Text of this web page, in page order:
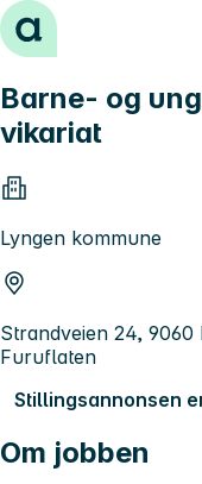
Hopp til innhold
Barne- og
vikariat
Lyngen kommune
Strandveien 24, 9060
Furuflaten
Stillingsannonsen
Om jobben